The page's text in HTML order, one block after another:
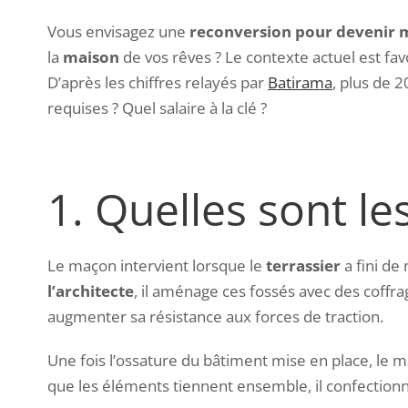
Vous envisagez une reconversion pour devenir
la maison de vos rêves ? Le contexte actuel est
D’après les chiffres relayés par Batirama, plus de
requises ? Quel salaire à la clé ?
1. Quelles sont
Le maçon intervient lorsque le terrassiera fini de
l’architecte, il aménage ces fossés avec des
augmenter sa résistance aux forces de traction.
Une fois l’ossature du bâtiment mise en place, le
que les éléments tiennent ensemble, il